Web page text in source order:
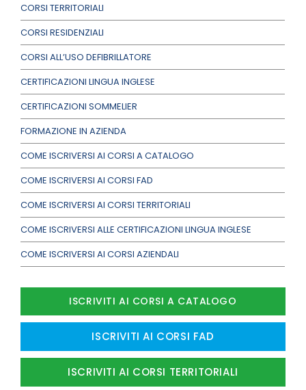
CORSI TERRITORIALI
CORSI RESIDENZIALI
CORSI ALL’USO DEFIBRILLATORE
CERTIFICAZIONI LINGUA INGLESE
CERTIFICAZIONI SOMMELIER
FORMAZIONE IN AZIENDA
COME ISCRIVERSI AI CORSI A CATALOGO
COME ISCRIVERSI AI CORSI FAD
COME ISCRIVERSI AI CORSI TERRITORIALI
COME ISCRIVERSI ALLE CERTIFICAZIONI LINGUA INGLESE
COME ISCRIVERSI AI CORSI AZIENDALI
ISCRIVITI AI CORSI A CATALOGO
ISCRIVITI AI CORSI FAD
ISCRIVITI AI CORSI TERRITORIALI